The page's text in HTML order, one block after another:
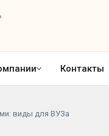
Контакты
виды для ВУЗа